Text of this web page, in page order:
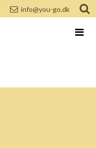
info@you-go.dk